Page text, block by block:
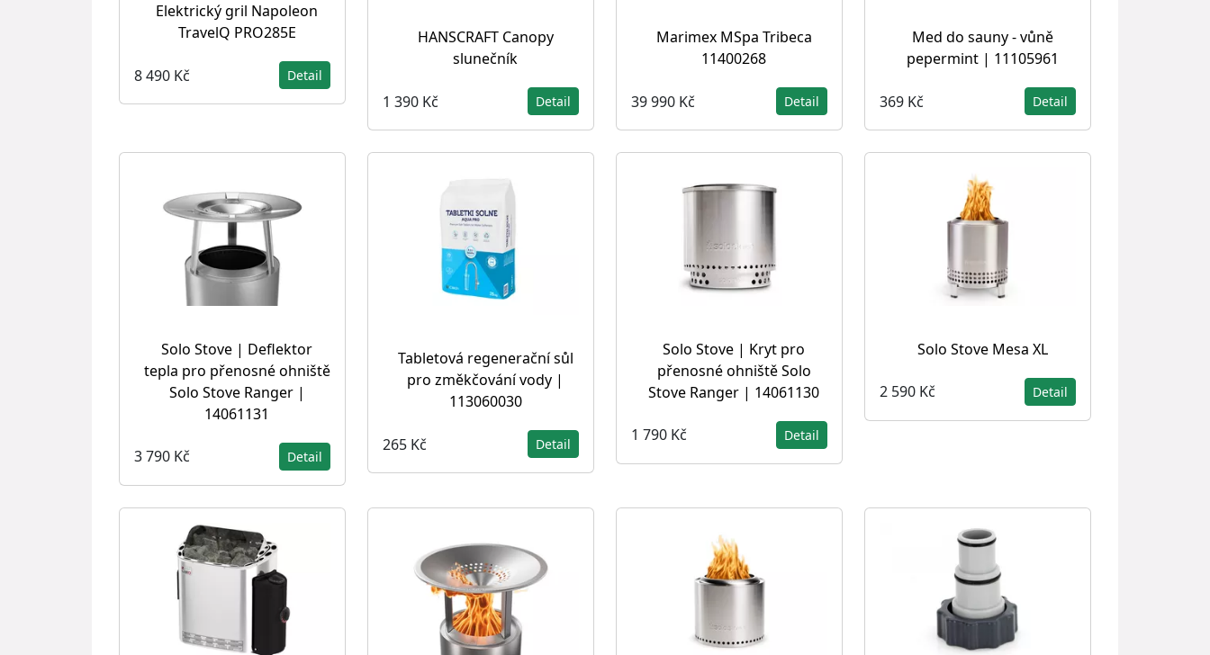
Elektrický gril Napoleon
TravelQ PRO285E
8 490 Kč Detail
HANSCRAFT Canopy
slunečník
1 390 Kč Detail
Marimex MSpa Tribeca
11400268
39 990 Kč Detail
Med do sauny - vůně
pepermint | 11105961
369 Kč Detail
Solo Stove | Deflektor
tepla pro přenosné ohniště
Solo Stove Ranger |
14061131
3 790 Kč Detail
Tabletová regenerační sůl
pro změkčování vody |
113060030
265 Kč Detail
Solo Stove | Kryt pro
přenosné ohniště Solo
Stove Ranger | 14061130
1 790 Kč Detail
Solo Stove Mesa XL
2 590 Kč Detail